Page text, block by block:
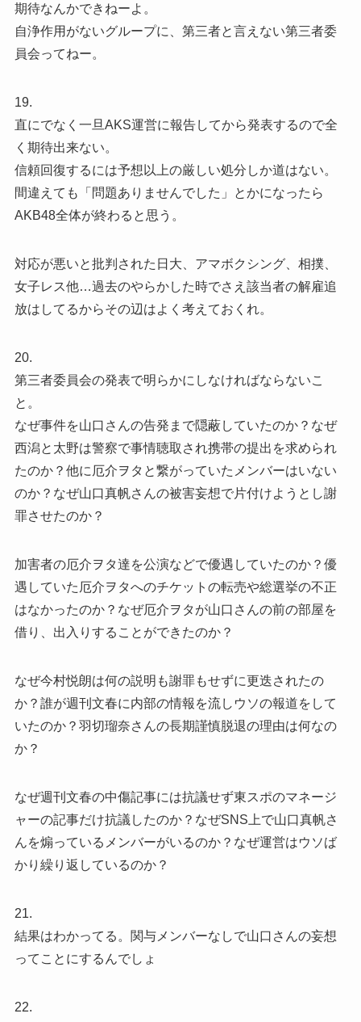
期待なんかできねーよ。
自浄作用がないグループに、第三者と言えない第三者委
員会ってねー。
19.
直にでなく一旦AKS運営に報告してから発表するので全
く期待出来ない。
信頼回復するには予想以上の厳しい処分しか道はない。
間違えても「問題ありませんでした」とかになったら
AKB48全体が終わると思う。
対応が悪いと批判された日大、アマボクシング、相撲、
女子レス他…過去のやらかした時でさえ該当者の解雇追
放はしてるからその辺はよく考えておくれ。
20.
第三者委員会の発表で明らかにしなければならないこ
と。
なぜ事件を山口さんの告発まで隠蔽していたのか？なぜ
西潟と太野は警察で事情聴取され携帯の提出を求められ
たのか？他に厄介ヲタと繋がっていたメンバーはいない
のか？なぜ山口真帆さんの被害妄想で片付けようとし謝
罪させたのか？
加害者の厄介ヲタ達を公演などで優遇していたのか？優
遇していた厄介ヲタへのチケットの転売や総選挙の不正
はなかったのか？なぜ厄介ヲタが山口さんの前の部屋を
借り、出入りすることができたのか？
なぜ今村悦朗は何の説明も謝罪もせずに更迭されたの
か？誰が週刊文春に内部の情報を流しウソの報道をして
いたのか？羽切瑠奈さんの長期謹慎脱退の理由は何なの
か？
なぜ週刊文春の中傷記事には抗議せず東スポのマネージ
ャーの記事だけ抗議したのか？なぜSNS上で山口真帆さ
んを煽っているメンバーがいるのか？なぜ運営はウソば
かり繰り返しているのか？
21.
結果はわかってる。関与メンバーなしで山口さんの妄想
ってことにするんでしょ
22.